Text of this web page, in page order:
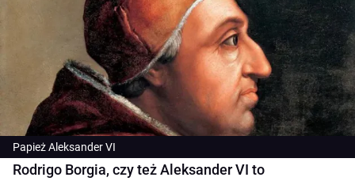
Papież Aleksander VI
Rodrigo Borgia, czy też Aleksander VI to